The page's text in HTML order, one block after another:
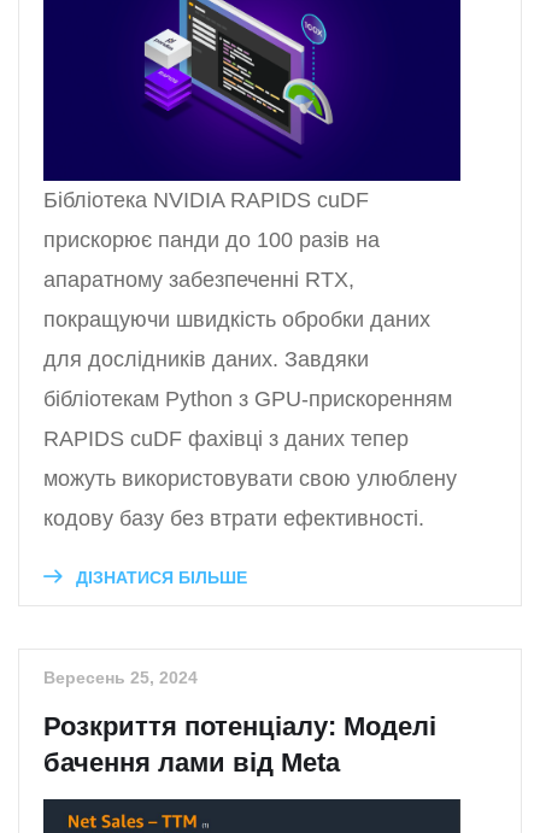
Бібліотека NVIDIA RAPIDS cuDF
прискорює панди до 100 разів на
апаратному забезпеченні RTX,
покращуючи швидкість обробки даних
для дослідників даних. Завдяки
бібліотекам Python з GPU-прискоренням
RAPIDS cuDF фахівці з даних тепер
можуть використовувати свою улюблену
кодову базу без втрати ефективності.
ДІЗНАТИСЯ БІЛЬШЕ
Вересень 25, 2024
Розкриття потенціалу: Моделі
бачення лами від Meta